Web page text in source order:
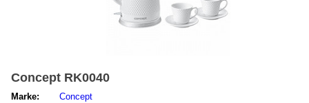
Concept RK0040
Marke:
Concept